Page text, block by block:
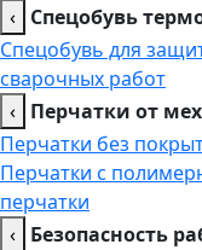
‹ Спецобувь
Спецобувь для
сварочных работ
‹ Перчатки от
Перчатки без
Перчатки с
перчатки
‹ Безопасность